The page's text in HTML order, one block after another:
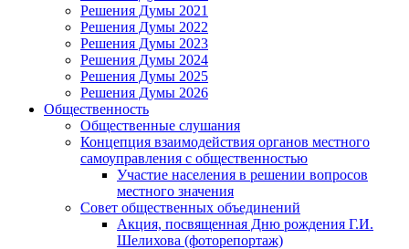
Решения Думы 2021
Решения Думы 2022
Решения Думы 2023
Решения Думы 2024
Решения Думы 2025
Решения Думы 2026
Общественность
Общественные слушания
Концепция взаимодействия органов местного
самоуправления с общественностью
Участие населения в решении вопросов
местного значения
Совет общественных объединений
Акция, посвященная Дню рождения Г.И.
Шелихова (фоторепортаж)